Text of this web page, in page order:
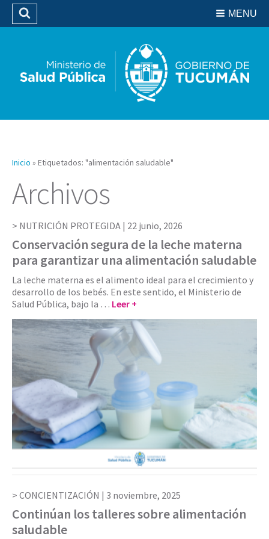
Biblioteca
MENU
Buscar
Inicio » Etiquetados: "alimentación saludable"
Archivos
NUTRICIÓN PROTEGIDA | 22 junio, 2026
Conservación segura de la leche materna
para garantizar una alimentación saludable
La leche materna es el alimento ideal para el crecimiento y
desarrollo de los bebés. En este sentido, el Ministerio de
Salud Pública, bajo la … Leer +
CONCIENTIZACIÓN | 3 noviembre, 2025
Continúan los talleres sobre alimentación
saludable